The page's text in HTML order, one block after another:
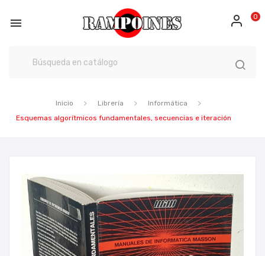
 0
Inicio Librería
Informática
Esquemas algorítmicos fundamentales, secuencias e iteración